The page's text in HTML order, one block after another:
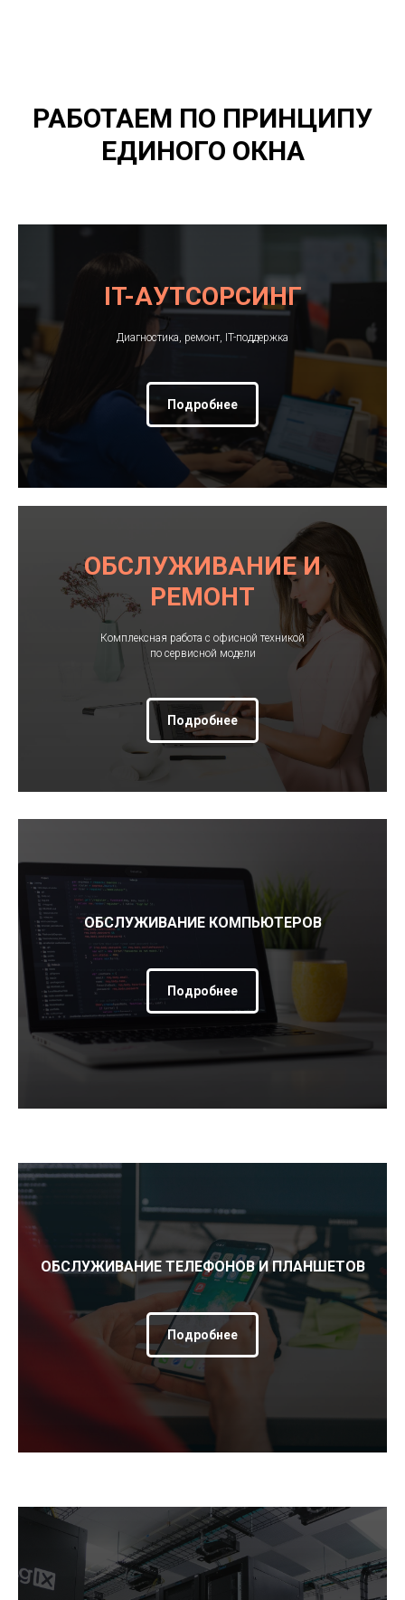
РАБОТАЕМ ПО ПРИНЦИПУ
ЕДИНОГО ОКНА
IT-АУТСОРСИНГ
Диагностика, ремонт, IT-поддержка
Подробнее
ОБСЛУЖИВАНИЕ И
РЕМОНТ
Комплексная работа с офисной техникой
по сервисной модели
Подробнее
ОБСЛУЖИВАНИЕ КОМПЬЮТЕРОВ
Подробнее
ОБСЛУЖИВАНИЕ ТЕЛЕФОНОВ И ПЛАНШЕТОВ
Подробнее